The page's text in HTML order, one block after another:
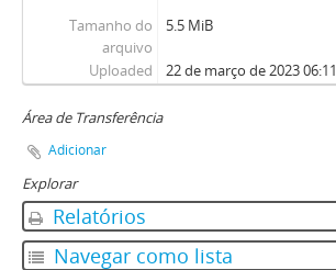
Tamanho do
arquivo
5.5 MiB
Uploaded 22 de março de 2023 06:11
Área de Transferência
Adicionar
Explorar
Relatórios
Navegar como lista